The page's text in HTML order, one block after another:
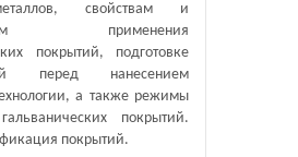
свойствам и
применения
покрытий, подготовке
перед нанесением
а также режимы
покрытий.
покрытий.